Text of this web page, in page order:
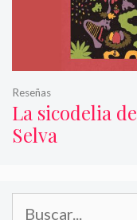
La sicodelia
Selva
Reseñas